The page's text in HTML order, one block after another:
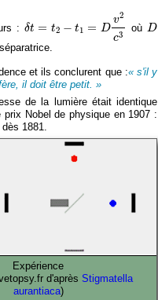
: δt = t2 − t1 = D
v2
c3
où D
D
et ils conclurent que :« s'il y
il doit être petit. »
de la lumière était identique
Nobel de physique en 1907 :
1881.
Expérience
d'après Stigmatella
aurantiaca)